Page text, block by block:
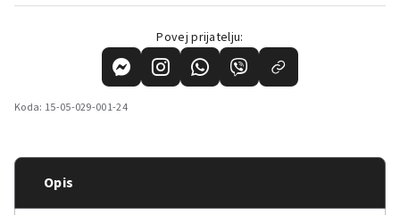
Povej prijatelju:
Koda: 15-05-029-001-24
Opis